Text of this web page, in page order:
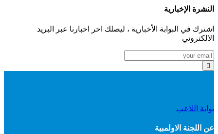
النشرة الإخبارية
اشترك في البوابة الأخبارية ، ليصلك اخر اخبارنا عبر البريد
الالكتروني
بوابة اللاعب
عن اللجنة الاولمبية